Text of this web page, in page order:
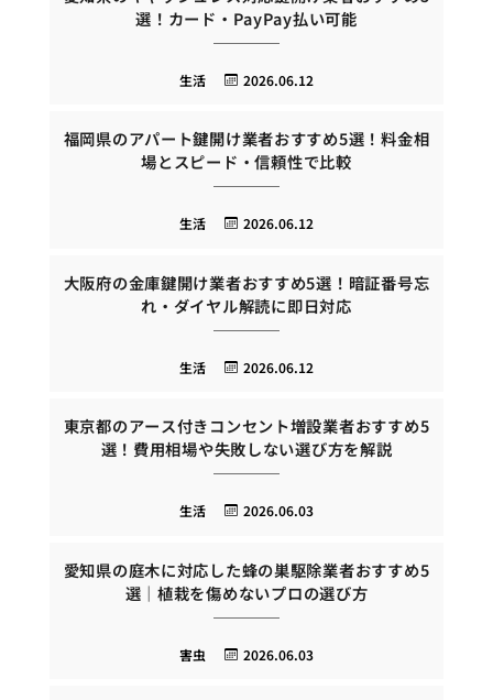
選！カード・PayPay払い可能
2026.06.12
生活
福岡県のアパート鍵開け業者おすすめ5選！料金相
場とスピード・信頼性で比較
2026.06.12
生活
大阪府の金庫鍵開け業者おすすめ5選！暗証番号忘
れ・ダイヤル解読に即日対応
2026.06.12
生活
東京都のアース付きコンセント増設業者おすすめ5
選！費用相場や失敗しない選び方を解説
2026.06.03
生活
愛知県の庭木に対応した蜂の巣駆除業者おすすめ5
選｜植栽を傷めないプロの選び方
2026.06.03
害虫